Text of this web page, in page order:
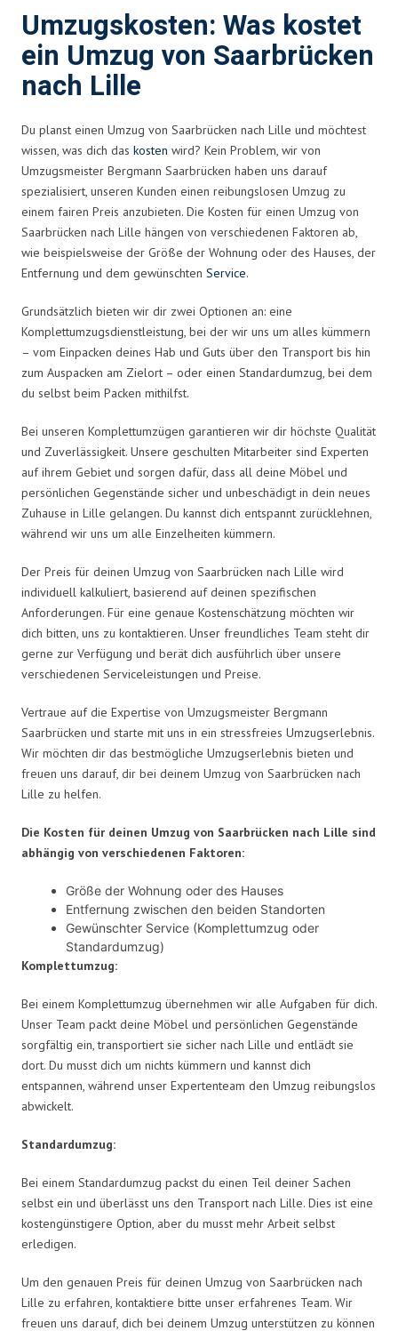
Umzugskosten: Was kostet
ein Umzug von Saarbrücken
nach Lille
Du planst einen Umzug von Saarbrücken nach Lille und möchtest
wissen, was dich das kosten wird? Kein Problem, wir von
Umzugsmeister Bergmann Saarbrücken haben uns darauf
spezialisiert, unseren Kunden einen reibungslosen Umzug zu
einem fairen Preis anzubieten. Die Kosten für einen Umzug von
Saarbrücken nach Lille hängen von verschiedenen Faktoren ab,
wie beispielsweise der Größe der Wohnung oder des Hauses, der
Entfernung und dem gewünschten Service.
Grundsätzlich bieten wir dir zwei Optionen an: eine
Komplettumzugsdienstleistung, bei der wir uns um alles kümmern
– vom Einpacken deines Hab und Guts über den Transport bis hin
zum Auspacken am Zielort – oder einen Standardumzug, bei dem
du selbst beim Packen mithilfst.
Bei unseren Komplettumzügen garantieren wir dir höchste Qualität
und Zuverlässigkeit. Unsere geschulten Mitarbeiter sind Experten
auf ihrem Gebiet und sorgen dafür, dass all deine Möbel und
persönlichen Gegenstände sicher und unbeschädigt in dein neues
Zuhause in Lille gelangen. Du kannst dich entspannt zurücklehnen,
während wir uns um alle Einzelheiten kümmern.
Der Preis für deinen Umzug von Saarbrücken nach Lille wird
individuell kalkuliert, basierend auf deinen spezifischen
Anforderungen. Für eine genaue Kostenschätzung möchten wir
dich bitten, uns zu kontaktieren. Unser freundliches Team steht dir
gerne zur Verfügung und berät dich ausführlich über unsere
verschiedenen Serviceleistungen und Preise.
Vertraue auf die Expertise von Umzugsmeister Bergmann
Saarbrücken und starte mit uns in ein stressfreies Umzugserlebnis.
Wir möchten dir das bestmögliche Umzugserlebnis bieten und
freuen uns darauf, dir bei deinem Umzug von Saarbrücken nach
Lille zu helfen.
Die Kosten für deinen Umzug von Saarbrücken nach Lille sind
abhängig von verschiedenen Faktoren:
Größe der Wohnung oder des Hauses
Entfernung zwischen den beiden Standorten
Gewünschter Service (Komplettumzug oder
Standardumzug)
Komplettumzug:
Bei einem Komplettumzug übernehmen wir alle Aufgaben für dich.
Unser Team packt deine Möbel und persönlichen Gegenstände
sorgfältig ein, transportiert sie sicher nach Lille und entlädt sie
dort. Du musst dich um nichts kümmern und kannst dich
entspannen, während unser Expertenteam den Umzug reibungslos
abwickelt.
Standardumzug:
Bei einem Standardumzug packst du einen Teil deiner Sachen
selbst ein und überlässt uns den Transport nach Lille. Dies ist eine
kostengünstigere Option, aber du musst mehr Arbeit selbst
erledigen.
Um den genauen Preis für deinen Umzug von Saarbrücken nach
Lille zu erfahren, kontaktiere bitte unser erfahrenes Team. Wir
freuen uns darauf, dich bei deinem Umzug unterstützen zu können